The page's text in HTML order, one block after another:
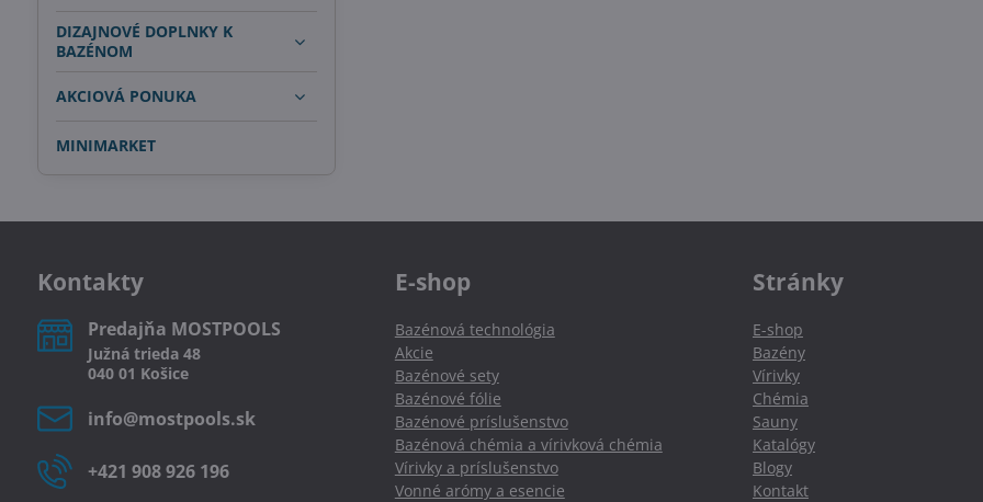
DIZAJNOVÉ DOPLNKY K
BAZÉNOM
AKCIOVÁ PONUKA
MINIMARKET
Kontakty
Predajňa MOSTPOOLS
Južná trieda 48
040 01 Košice
info​@mostpools​.sk
+421 908 926 196
E-shop
Bazénová technológia
Akcie
Bazénové sety
Bazénové fólie
Bazénové príslušenstvo
Bazénová chémia a vírivková chémia
Vírivky a príslušenstvo
Vonné arómy a esencie
Stránky
E-shop
Bazény
Vírivky
Chémia
Sauny
Katalógy
Blogy
Kontakt